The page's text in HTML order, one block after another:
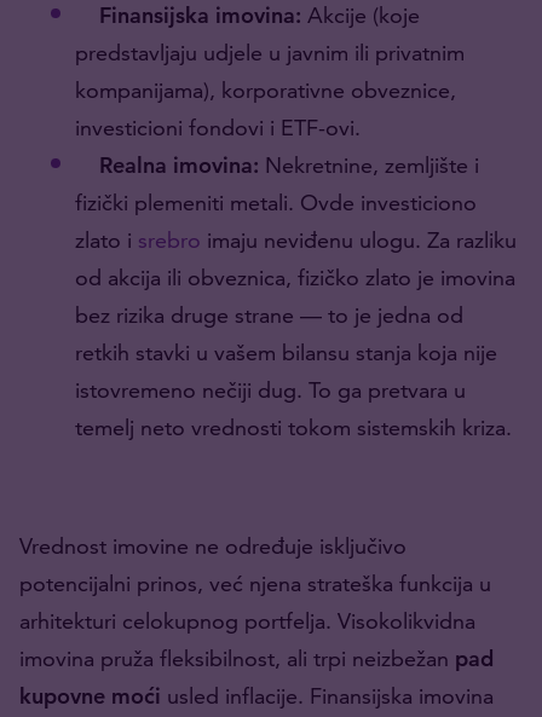
Finansijska imovina: Akcije (koje
predstavljaju udjele u javnim ili privatnim
kompanijama), korporativne obveznice,
investicioni fondovi i ETF-ovi.
Realna imovina: Nekretnine, zemljište i
fizički plemeniti metali. Ovde investiciono
zlato i srebro imaju neviđenu ulogu. Za razliku
od akcija ili obveznica, fizičko zlato je imovina
bez rizika druge strane — to je jedna od
retkih stavki u vašem bilansu stanja koja nije
istovremeno nečiji dug. To ga pretvara u
temelj neto vrednosti tokom sistemskih kriza.
Vrednost imovine ne određuje isključivo
potencijalni prinos, već njena strateška funkcija u
arhitekturi celokupnog portfelja. Visokolikvidna
imovina pruža fleksibilnost, ali trpi neizbežan pad
kupovne moći usled inflacije. Finansijska imovina